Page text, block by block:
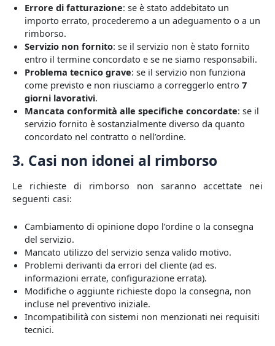
Errore di fatturazione: se è stato addebitato un
importo errato, procederemo a un adeguamento o a un
rimborso.
Servizio non fornito: se il servizio non è stato fornito
entro il termine concordato e se ne siamo responsabili.
Problema tecnico grave: se il servizio non funziona
come previsto e non riusciamo a correggerlo entro 7
giorni lavorativi.
Mancata conformità alle specifiche concordate: se il
servizio fornito è sostanzialmente diverso da quanto
concordato nel contratto o nell’ordine.
3. Casi non idonei al rimborso
Le richieste di rimborso non saranno accettate nei
seguenti casi:
Cambiamento di opinione dopo l’ordine o la consegna
del servizio.
Mancato utilizzo del servizio senza valido motivo.
Problemi derivanti da errori del cliente (ad es.
informazioni errate, configurazione errata).
Modifiche o aggiunte richieste dopo la consegna, non
incluse nel preventivo iniziale.
Incompatibilità con sistemi non menzionati nei requisiti
tecnici.